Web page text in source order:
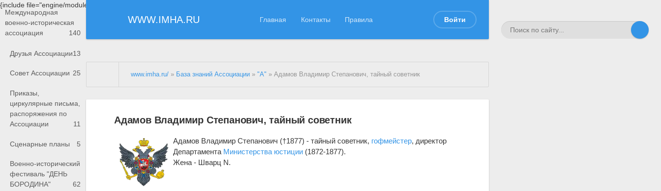
{include file="engine/modules/saperu/head.php"}
WWW.IMHA.RU Главная Контакты Правила Войти
Международная
военно-историческая
ассоциация
140
Друзья Ассоциации13
Совет Ассоциации 25
Приказы,
циркулярные письма,
распоряжения по
Ассоциации
11
Сценарные планы 5
Военно-исторический
фестиваль "ДЕНЬ
БОРОДИНА"
62
www.imha.ru/ » База знаний Ассоциации »"А" » Адамов Владимир Степанович, тайный советник
Адамов Владимир Степанович, тайный советник
Адамов Владимир Степанович (†1877) - тайный советник, гофмейстер, директор
Департамента Министерства юстиции (1872-1877).
Жена - Шварц N.